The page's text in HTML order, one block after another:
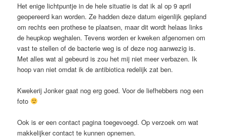
Het enige lichtpuntje in de hele situatie is dat ik al op 9 april
geopereerd kan worden. Ze hadden deze datum eigenlijk gepland
om rechts een prothese te plaatsen, maar dit wordt helaas links
de heupkop weghalen. Tevens worden er kweken afgenomen om
vast te stellen of de bacterie weg is of deze nog aanwezig is.
Met alles wat al gebeurd is zou het mij niet meer verbazen. Ik
hoop van niet omdat ik de antibiotica redelijk zat ben.
Kwekerij Jonker gaat nog erg goed. Voor de liefhebbers nog een
foto
Ook is er een contact pagina toegevoegd. Op verzoek om wat
makkelijker contact te kunnen opnemen.